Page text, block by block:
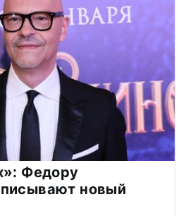
Федору
новый